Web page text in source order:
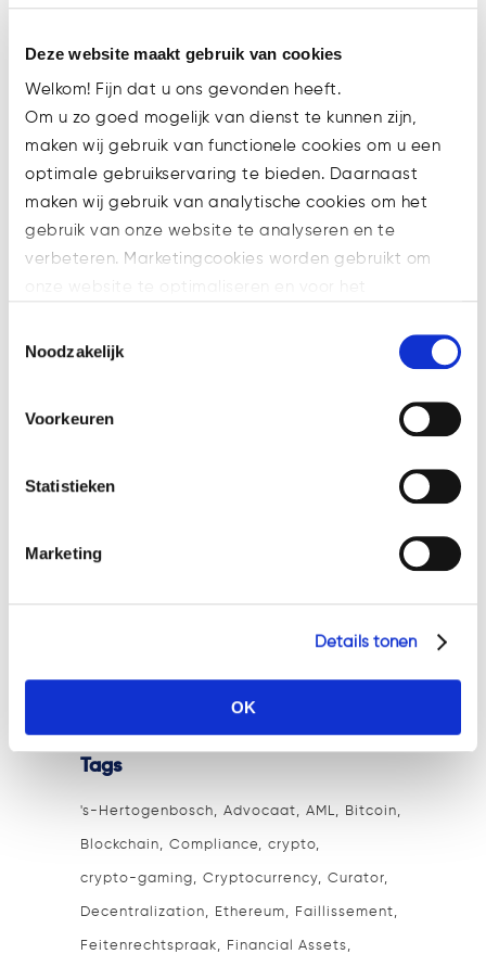
Deze website maakt gebruik van cookies
Welkom! Fijn dat u ons gevonden heeft.
Om u zo goed mogelijk van dienst te kunnen zijn,
maken wij gebruik van functionele cookies om u een
optimale gebruikservaring te bieden. Daarnaast
maken wij gebruik van analytische cookies om het
gebruik van onze website te analyseren en te
verbeteren. Marketingcookies worden gebruikt om
Welke cookies wij gebruiken, ziet u in de cookiebalk
hieronder. Mocht u meer informatie willen over onze
op: https://watsonlaw.nl/privacy/
Noodzakelijk
Voorkeuren
Statistieken
Marketing
Details tonen
OK
voor gebrekkige AI-producten
Rechten en plichten van
werknemers gaan mee bij overgang
van onderneming
Rechtbank kondigt niet zomaar een
afkoelingsperiode af
Cyberveiligheidswet
Filter
Tags
's-Hertogenbosch Advocaat AML Bitcoin
Blockchain Compliance crypto
crypto-gaming Cryptocurrency Curator
Decentralization Ethereum Faillissement
Feitenrechtspraak Financial Assets